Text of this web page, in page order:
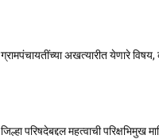
ग्रामपंचायतींच्या अखत्यारीत येणारे विषय,
जिल्हा परिषदेबद्दल महत्वाची परिक्षभिमुख